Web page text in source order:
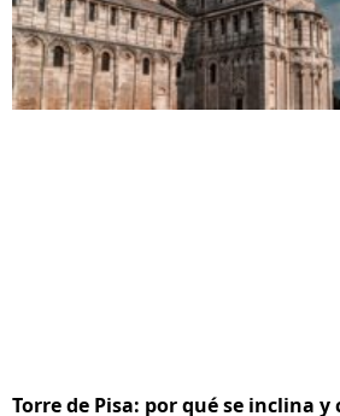
Torre de Pisa: por qué se inclina